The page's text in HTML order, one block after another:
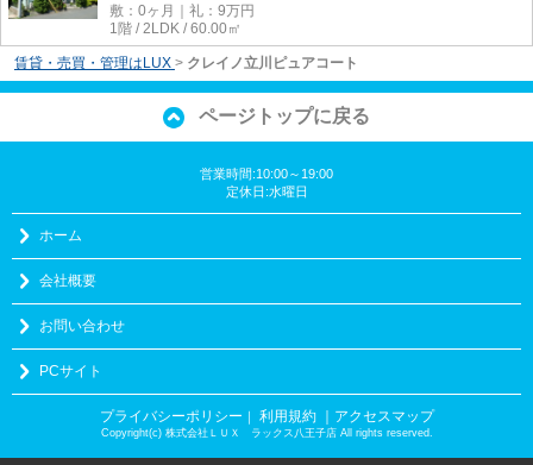
敷：0ヶ月｜礼：9万円
1階 / 2LDK / 60.00㎡
賃貸・売買・管理はLUX > クレイノ立川ピュアコート
ページトップに戻る
営業時間:10:00～19:00
定休日:水曜日
ホーム
会社概要
お問い合わせ
PCサイト
プライバシーポリシー ｜ 利用規約 ｜アクセスマップ
Copyright(c) 株式会社ＬＵＸ ラックス八王子店 All rights reserved.